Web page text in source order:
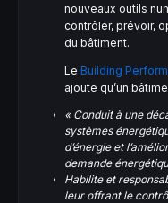
nouveaux outils
contrôler, prévoir,
du bâtiment.
Le Building
ajoute qu’un
« Conduit à une
systèmes
d’énergie et
demande
Habilite et
leur offrant le